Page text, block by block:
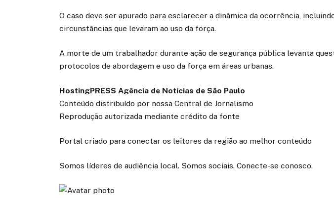
O caso deve ser apurado para esclarecer a dinâmica da ocorrência,
circunstâncias que levaram ao uso da força.
A morte de um trabalhador durante ação de segurança pública levanta
protocolos de abordagem e uso da força em áreas urbanas.
HostingPRESS Agência de Notícias de São Paulo
Conteúdo distribuído por nossa Central de Jornalismo
Reprodução autorizada mediante crédito da fonte
Portal criado para conectar os leitores da região ao melhor conteúdo
Somos líderes de audiência local. Somos sociais. Conecte-se conosco.